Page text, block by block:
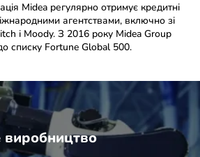
Midea регулярно отримує кредитні
агентствами, включно зі
і Moody. З 2016 року Midea Group
списку Fortune Global 500.
виробництво